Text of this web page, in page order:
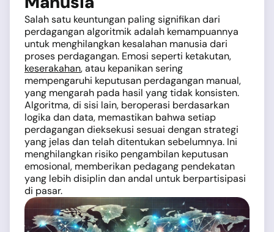
Salah satu keuntungan paling signifikan dari
perdagangan algoritmik adalah kemampuannya
untuk menghilangkan kesalahan manusia dari
proses perdagangan. Emosi seperti ketakutan,
keserakahan, atau kepanikan sering
mempengaruhi keputusan perdagangan manual,
yang mengarah pada hasil yang tidak konsisten.
Algoritma, di sisi lain, beroperasi berdasarkan
logika dan data, memastikan bahwa setiap
perdagangan dieksekusi sesuai dengan strategi
yang jelas dan telah ditentukan sebelumnya. Ini
menghilangkan risiko pengambilan keputusan
emosional, memberikan pedagang pendekatan
yang lebih disiplin dan andal untuk berpartisipasi
di pasar.